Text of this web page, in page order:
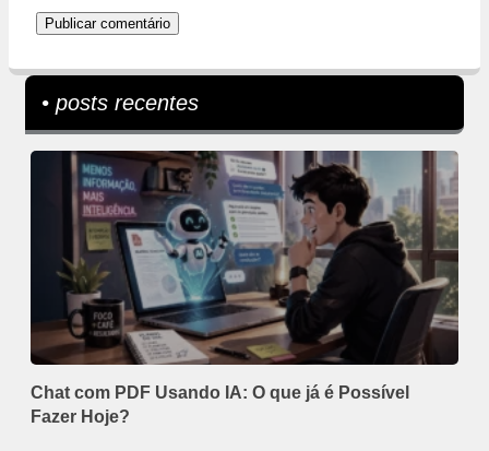
• posts recentes
Chat com PDF Usando IA: O que já é Possível
Fazer Hoje?